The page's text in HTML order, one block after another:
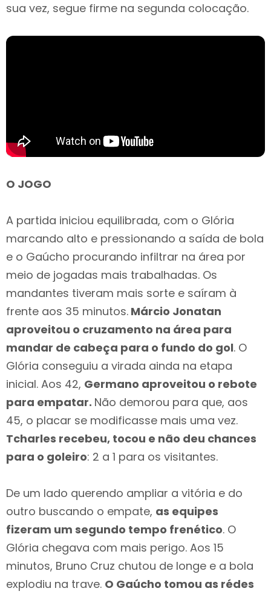
sua vez, segue firme na segunda colocação.
O JOGO
A partida iniciou equilibrada, com o Glória
marcando alto e pressionando a saída de bola
e o Gaúcho procurando infiltrar na área por
meio de jogadas mais trabalhadas. Os
mandantes tiveram mais sorte e saíram à
frente aos 35 minutos. Márcio Jonatan
aproveitou o cruzamento na área para
mandar de cabeça para o fundo do gol. O
Glória conseguiu a virada ainda na etapa
inicial. Aos 42, Germano aproveitou o rebote
para empatar. Não demorou para que, aos
45, o placar se modificasse mais uma vez.
Tcharles recebeu, tocou e não deu chances
para o goleiro: 2 a 1 para os visitantes.
De um lado querendo ampliar a vitória e do
outro buscando o empate, as equipes
fizeram um segundo tempo frenético. O
Glória chegava com mais perigo. Aos 15
minutos, Bruno Cruz chutou de longe e a bola
explodiu na trave. O Gaúcho tomou as rédes